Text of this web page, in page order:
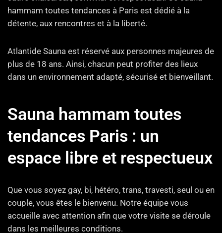
hammam toutes tendances à Paris est dédié à la
détente, aux rencontres et à la liberté.
Atlantide Sauna est réservé aux personnes majeures de
plus de 18 ans. Ainsi, chacun peut profiter des lieux
dans un environnement adapté, sécurisé et bienveillant.
Sauna hammam toutes
tendances Paris : un
espace libre et respectueux
Que vous soyez gay, bi, hétéro, trans, travesti, seul ou en
couple, vous êtes le bienvenu. Notre équipe vous
accueille avec attention afin que votre visite se déroule
dans les meilleures conditions.